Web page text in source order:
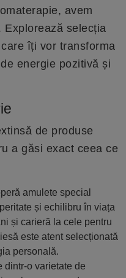
avem
Explorează selecția
îți vor transforma
energie pozitivă și
de produse
a găsi exact ceea ce
amulete special
și echilibru în viața
și carieră la cele pentru
este atent selecționată
personală.
dintr-o varietate de